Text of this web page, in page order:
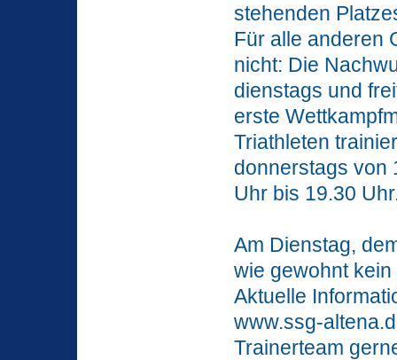
stehenden
Für alle anderen
nicht: Die
dienstags und
erste
Triathleten
donnerstags von
Uhr bis 19.30
Am Dienstag,
wie gewohnt
Aktuelle
www.ssg-
Trainerteam